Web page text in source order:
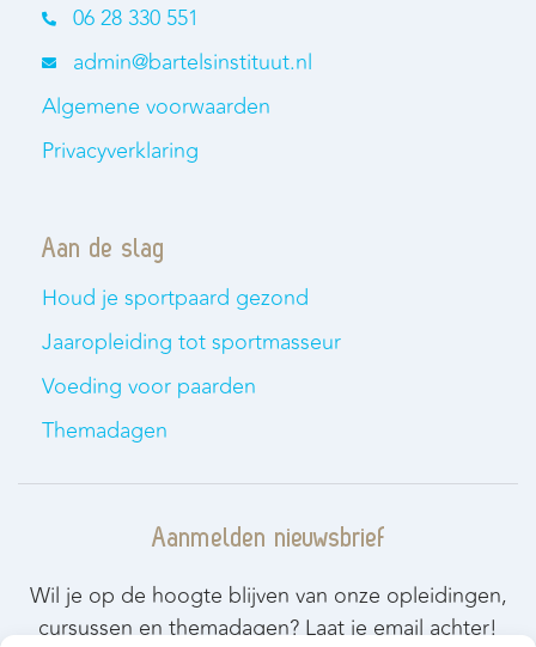
06 28 330 551
admin@bartelsinstituut.nl
Algemene voorwaarden
Privacyverklaring
Aan de slag
Houd je sportpaard gezond
Jaaropleiding tot sportmasseur
Voeding voor paarden
Themadagen
Aanmelden nieuwsbrief
Wil je op de hoogte blijven van onze opleidingen,
cursussen en themadagen? Laat je email achter!